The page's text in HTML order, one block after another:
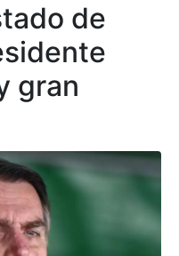
de
gran